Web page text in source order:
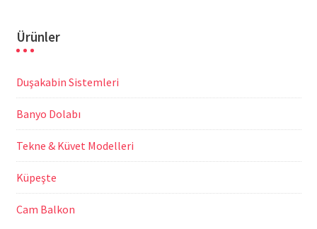
Ürünler
Duşakabin Sistemleri
Banyo Dolabı
Tekne & Küvet Modelleri
Küpeşte
Cam Balkon